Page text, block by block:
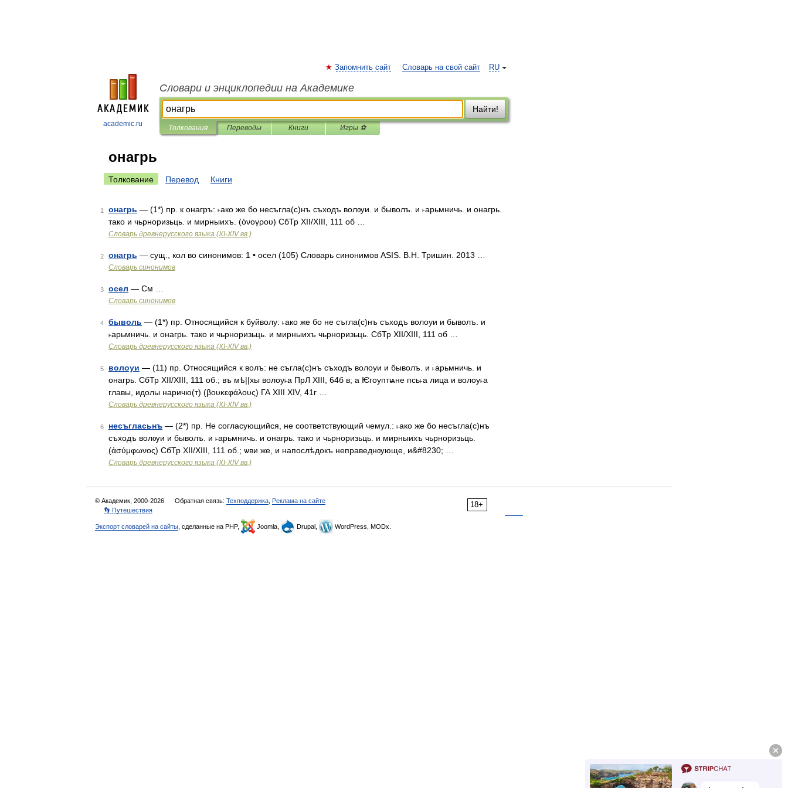
academic.ru
RU
Запомнить сайт Словарь на свой сайт
Словари и энциклопедии на Академике
Найти!
Толкования Переводы Книги Игры ⚽
онагрь
Толкование Перевод Книги
1 онагрь — (1*) пр. к онагръ: ˫ако же бо несъгла(с)нъ съходъ волѹи. и быволъ. и ˫арьмничь. и онагрь.
тако и чьрноризьць. и мирныихъ. (ὀνογρου) СбТр XII/XIII, 111 об …
Словарь древнерусского языка (XI-XIV вв.)
2 онагрь — сущ., кол во синонимов: 1 • осел (105) Словарь синонимов ASIS. В.Н. Тришин. 2013 …
Словарь синонимов
3 осел — См …
Словарь синонимов
4 быволь — (1*) пр. Относящийся к буйволу: ˫ако же бо не съгла(с)нъ съходъ волоуи и быволъ. и
˫арьмничь. и онагрь. тако и чьрноризьць. и мирныихъ чьрноризьць. СбТр XII/XIII, 111 об …
Словарь древнерусского языка (XI-XIV вв.)
5 волоуи — (11) пр. Относящийся к волъ: не съгла(с)нъ съходъ волоуи и быволъ. и ˫арьмничь. и
онагрь. СбТр XII/XIII, 111 об.; въ мѣ||хы волоу˫а ПрЛ XIII, 64б в; а Ѥгоуптѩне псь˫а лица и волоу˫а
главы, идолы наричю(т) (βουκεφάλους) ГА XIII XIV, 41г …
Словарь древнерусского языка (XI-XIV вв.)
6 несъгласьнъ — (2*) пр. Не согласующийся, не соответствующий чемул.: ˫ако же бо несъгла(с)нъ
съходъ волѹи и быволъ. и ˫арьмничь. и онагрь. тако и чьрноризьць. и мирныихъ чьрноризьць.
(ἀσύμφωνος) СбТр XII/XIII, 111 об.; ѡви же, и напослѣдокъ неправеднѹюще, и&#8230; …
Словарь древнерусского языка (XI-XIV вв.)
18+
© Академик, 2000-2026 Обратная связь: Техподдержка Реклама на сайте
👣 Путешествия
Экспорт словарей на сайты , сделанные на PHP, Joomla, Drupal, WordPress, MODx.